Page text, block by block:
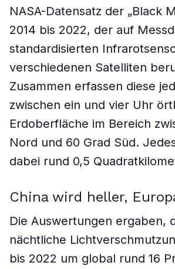
NASA-Datensatz der „Black
2014 bis 2022, der auf
standardisierten
verschiedenen Satelliten
Zusammen erfassen diese
zwischen ein und vier Uhr
Erdoberfläche im Bereich
Nord und 60 Grad Süd.
dabei rund 0,5
China wird heller,
Die Auswertungen ergaben,
nächtliche
bis 2022 um global rund 16